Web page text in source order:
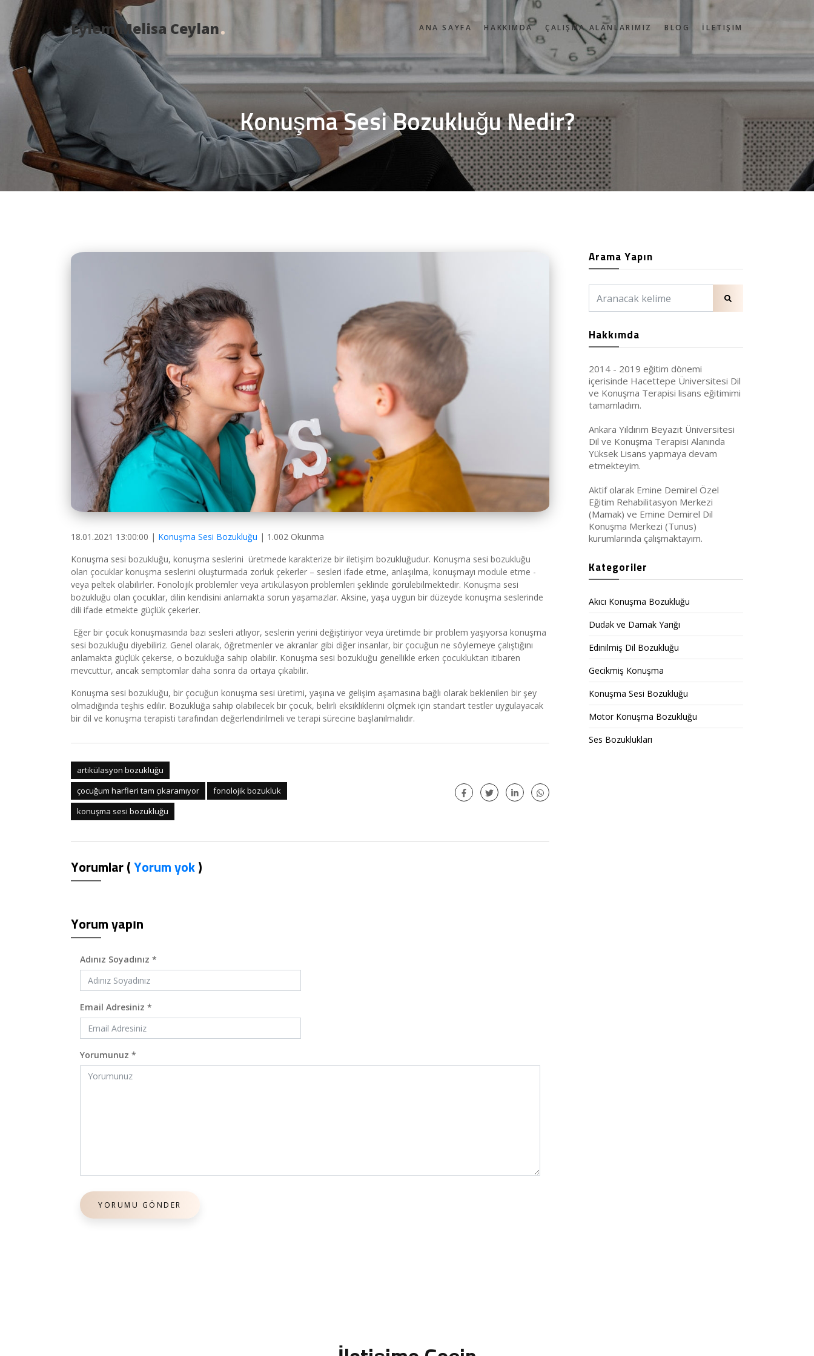
Eylem Melisa Ceylan ANA SAYFA HAKKIMDA ÇALIŞMA ALANLARIMIZ BLOG İLETIŞIM
Konuşma Sesi Bozukluğu Nedir?
18.01.2021 13:00:00 | Konuşma Sesi Bozukluğu | 1.002 Okunma
Konuşma sesi bozukluğu, konuşma seslerini üretmede karakterize bir iletişim bozukluğudur. Konuşma sesi bozukluğu
olan çocuklar konuşma seslerini oluşturmada zorluk çekerler – sesleri ifade etme, anlaşılma, konuşmayı module etme -
veya peltek olabilirler. Fonolojik problemler veya artikülasyon problemleri şeklinde görülebilmektedir. Konuşma sesi
bozukluğu olan çocuklar, dilin kendisini anlamakta sorun yaşamazlar. Aksine, yaşa uygun bir düzeyde konuşma seslerinde
dili ifade etmekte güçlük çekerler.
Eğer bir çocuk konuşmasında bazı sesleri atlıyor, seslerin yerini değiştiriyor veya üretimde bir problem yaşıyorsa konuşma
sesi bozukluğu diyebiliriz. Genel olarak, öğretmenler ve akranlar gibi diğer insanlar, bir çocuğun ne söylemeye çalıştığını
anlamakta güçlük çekerse, o bozukluğa sahip olabilir. Konuşma sesi bozukluğu genellikle erken çocukluktan itibaren
mevcuttur, ancak semptomlar daha sonra da ortaya çıkabilir.
Konuşma sesi bozukluğu, bir çocuğun konuşma sesi üretimi, yaşına ve gelişim aşamasına bağlı olarak beklenilen bir şey
olmadığında teşhis edilir. Bozukluğa sahip olabilecek bir çocuk, belirli eksikliklerini ölçmek için standart testler uygulayacak
bir dil ve konuşma terapisti tarafından değerlendirilmeli ve terapi sürecine başlanılmalıdır.
artikülasyon bozukluğu
çocuğum harfleri tam çıkaramıyor
fonolojik bozukluk
konuşma sesi bozukluğu
Yorumlar ( Yorum yok )
Yorum yapın
Adınız Soyadınız *
Email Adresiniz *
Yorumunuz *
YORUMU GÖNDER
Arama Yapın
Hakkımda
2014 - 2019 eğitim dönemi
içerisinde Hacettepe Üniversitesi Dil
ve Konuşma Terapisi lisans eğitimimi
tamamladım.
Ankara Yıldırım Beyazıt Üniversitesi
Dil ve Konuşma Terapisi Alanında
Yüksek Lisans yapmaya devam
etmekteyim.
Aktif olarak Emine Demirel Özel
Eğitim Rehabilitasyon Merkezi
(Mamak) ve Emine Demirel Dil
Konuşma Merkezi (Tunus)
kurumlarında çalışmaktayım.
Kategoriler
Akıcı Konuşma Bozukluğu
Dudak ve Damak Yarığı
Edinilmiş Dil Bozukluğu
Gecikmiş Konuşma
Konuşma Sesi Bozukluğu
Motor Konuşma Bozukluğu
Ses Bozuklukları